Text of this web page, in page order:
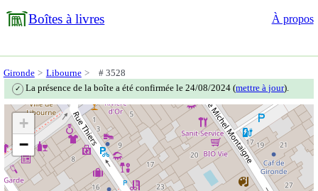
Boîtes à livres À propos
Gironde Libourne # 3528
✓ La présence de la boîte a été confirmée le 24/08/2024 (mettre à jour).
+
−